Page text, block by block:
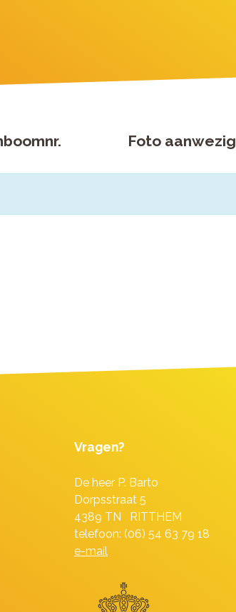
Foto aanwezig
Vragen?
De heer P. Barto
Dorpsstraat 5
4389 TN RITTHEM
telefoon: (06) 54 63 79 18
e-mail